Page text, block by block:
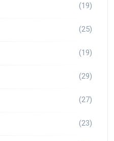
(19)
(25)
(19)
(29)
(27)
(23)